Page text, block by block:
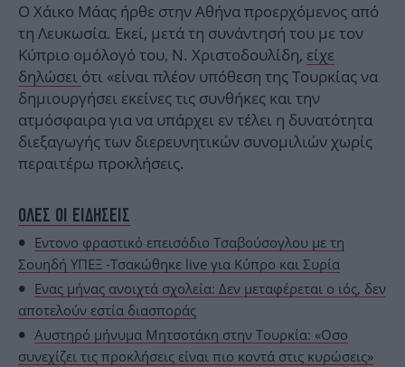
Ο Χάικο Μάας ήρθε στην Αθήνα προερχόμενος από
τη Λευκωσία. Εκεί, μετά τη συνάντησή του με τον
Κύπριο ομόλογό του, Ν. Χριστοδουλίδη, είχε
δηλώσει ότι «είναι πλέον υπόθεση της Τουρκίας να
δημιουργήσει εκείνες τις συνθήκες και την
ατμόσφαιρα για να υπάρχει εν τέλει η δυνατότητα
διεξαγωγής των διερευνητικών συνομιλιών χωρίς
περαιτέρω προκλήσεις.
ΟΛΕΣ ΟΙ ΕΙΔΗΣΕΙΣ
Εντονο φραστικό επεισόδιο Τσαβούσογλου με τη
Σουηδή ΥΠΕΞ -Τσακώθηκε live για Κύπρο και Συρία
Ενας μήνας ανοιχτά σχολεία: Δεν μεταφέρεται ο ιός, δεν
αποτελούν εστία διασποράς
Αυστηρό μήνυμα Μητσοτάκη στην Τουρκία: «Οσο
συνεχίζει τις προκλήσεις είναι πιο κοντά στις κυρώσεις»